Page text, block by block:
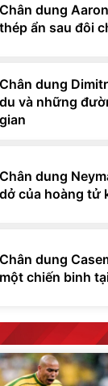
Chân dung
thép ẩn sau đôi
Chân dung
du và những
gian
Chân dung
dở của hoàng tử
Chân dung
một chiến binh